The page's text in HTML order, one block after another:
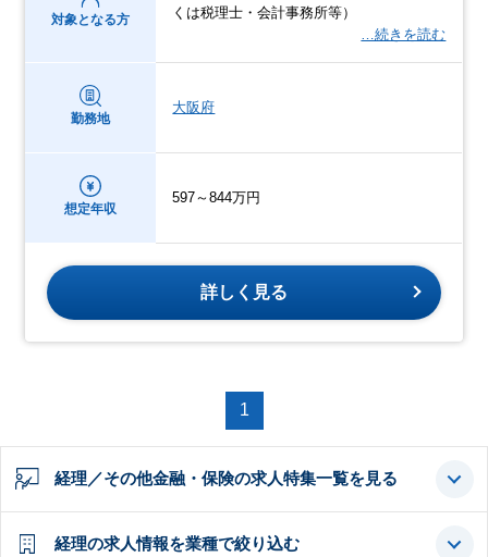
対象となる方
くは税理士・会計事務所等）
…続きを読む
勤務地
大阪府
想定年収
597～844万円
詳しく見る
1
経理／その他金融・保険の求人特集一覧を見る
経理の求人情報を業種で絞り込む